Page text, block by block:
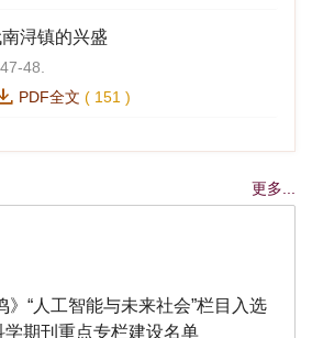
南浔镇的兴盛
48.
PDF全文 ( 151 )
更多...
》“人工智能与未来社会”栏目入选
期刊重点专栏建设名单